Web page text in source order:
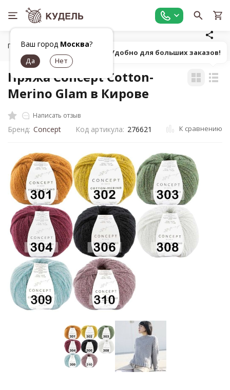
Ваш город Москва?
Главная Все для вязания
Пряжа Concept Cotton-
Merino Glam в Кирове
Написать отзыв
Бренд: Concept Код артикула: 276621 К сравнению
Попробуй! Удобно для больших заказов!